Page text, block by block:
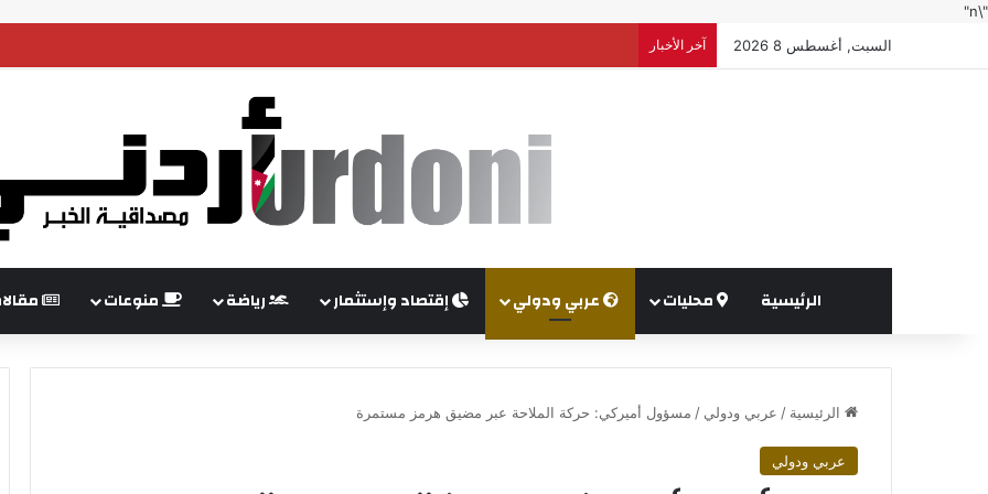
"\n"
السبت, أغسطس 8 2026
آخر الأخبار
الرئيسية محليات عربي ودولي إقتصاد وإستثمار رياضة منوعات
الرئيسية / عربي ودولي / مسؤول أميركي: حركة الملاحة عبر مضيق هرمز مستمرة
عربي ودولي